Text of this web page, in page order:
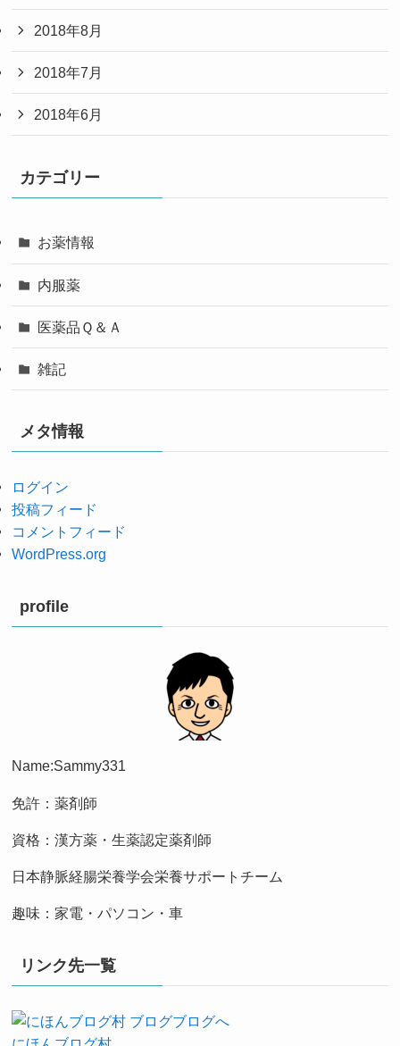
2018年8月
2018年7月
2018年6月
カテゴリー
お薬情報
内服薬
医薬品Ｑ＆Ａ
雑記
メタ情報
ログイン
投稿フィード
コメントフィード
WordPress.org
profile
Name:Sammy331
免許：薬剤師
資格：漢方薬・生薬認定薬剤師
日本静脈経腸栄養学会栄養サポートチーム
趣味：家電・パソコン・車
リンク先一覧